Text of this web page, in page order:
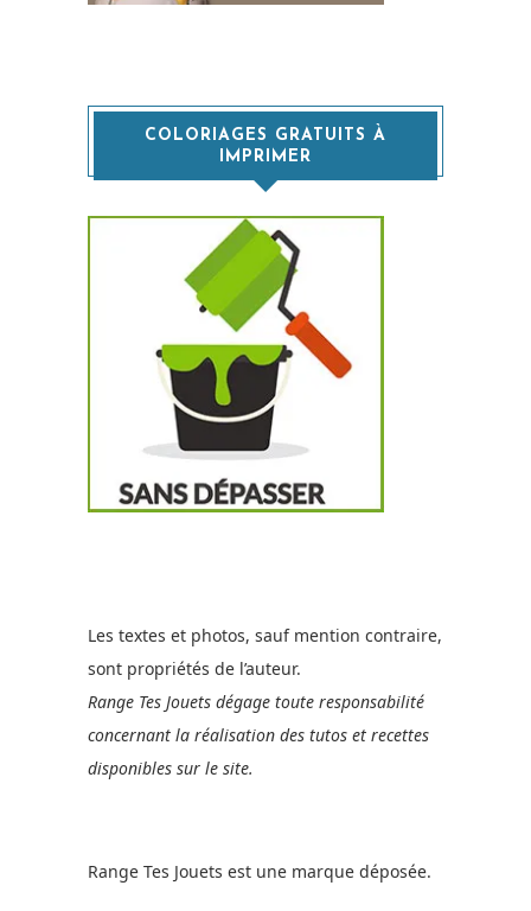
COLORIAGES GRATUITS À
IMPRIMER
Les textes et photos, sauf mention contraire,
sont propriétés de l’auteur.
Range Tes Jouets dégage toute responsabilité
concernant la réalisation des tutos et recettes
disponibles sur le site.
Range Tes Jouets est une marque déposée.